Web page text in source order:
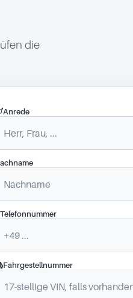
die
Anrede
Telefonnummer
Fahrgestellnummer